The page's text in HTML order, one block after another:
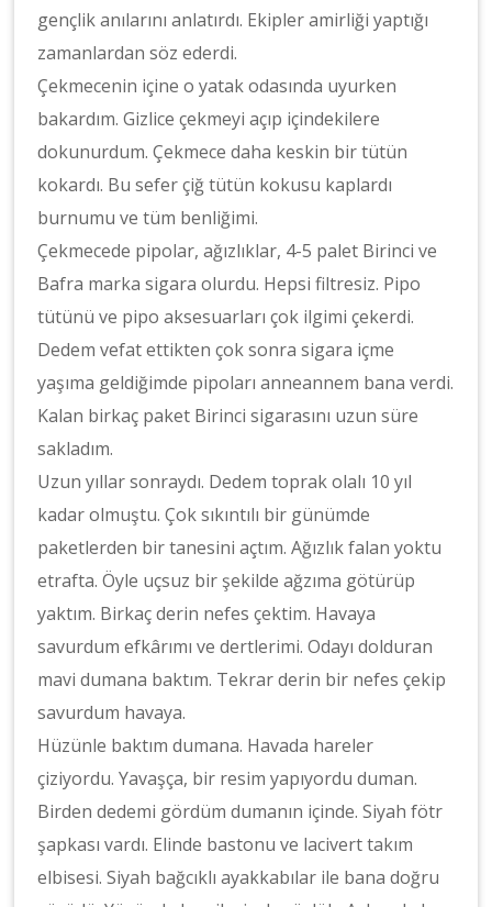
gençlik anılarını anlatırdı. Ekipler amirliği yaptığı
zamanlardan söz ederdi.
Çekmecenin içine o yatak odasında uyurken
bakardım. Gizlice çekmeyi açıp içindekilere
dokunurdum. Çekmece daha keskin bir tütün
kokardı. Bu sefer çiğ tütün kokusu kaplardı
burnumu ve tüm benliğimi.
Çekmecede pipolar, ağızlıklar, 4-5 palet Birinci ve
Bafra marka sigara olurdu. Hepsi filtresiz. Pipo
tütünü ve pipo aksesuarları çok ilgimi çekerdi.
Dedem vefat ettikten çok sonra sigara içme
yaşıma geldiğimde pipoları anneannem bana verdi.
Kalan birkaç paket Birinci sigarasını uzun süre
sakladım.
Uzun yıllar sonraydı. Dedem toprak olalı 10 yıl
kadar olmuştu. Çok sıkıntılı bir günümde
paketlerden bir tanesini açtım. Ağızlık falan yoktu
etrafta. Öyle uçsuz bir şekilde ağzıma götürüp
yaktım. Birkaç derin nefes çektim. Havaya
savurdum efkârımı ve dertlerimi. Odayı dolduran
mavi dumana baktım. Tekrar derin bir nefes çekip
savurdum havaya.
Hüzünle baktım dumana. Havada hareler
çiziyordu. Yavaşça, bir resim yapıyordu duman.
Birden dedemi gördüm dumanın içinde. Siyah fötr
şapkası vardı. Elinde bastonu ve lacivert takım
elbisesi. Siyah bağcıklı ayakkabılar ile bana doğru